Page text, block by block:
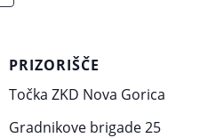
PRIZORIŠČE
Točka ZKD Nova Gorica
Gradnikove brigade 25